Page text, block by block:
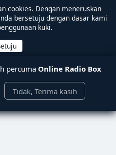
cookies. Dengan meneruskan
bersetuju dengan dasar kami
kuki.
percuma Online Radio Box
Tidak, Terima kasih